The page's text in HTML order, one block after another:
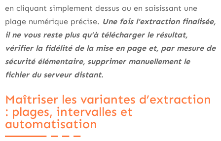
en cliquant simplement dessus ou en saisissant une
plage numérique précise. Une fois l’extraction finalisée,
il ne vous reste plus qu’à télécharger le résultat,
vérifier la fidélité de la mise en page et, par mesure de
sécurité élémentaire, supprimer manuellement le
fichier du serveur distant.
Maîtriser les variantes d’extraction
: plages, intervalles et
automatisation